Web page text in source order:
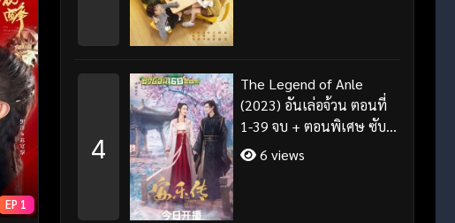
EP 1
4
The Legend of Anle
(2023) อันเล่อจ้วน ตอนที่
1-39 จบ + ตอนพิเศษ ซับ
ไทย/พากย์ไทย
6 views